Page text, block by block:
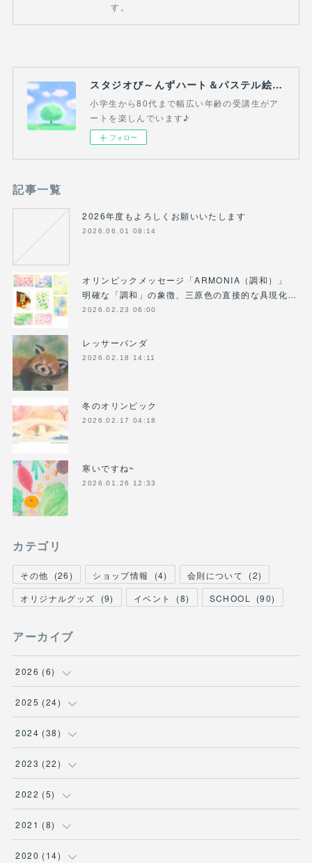
す。
スタジオび～んずハート＆パステル絵画教室(吉祥寺・三鷹・熊谷）
小学生から80代まで幅広い年齢の受講生がア
ートを楽しんでいます♪
フォロー
記事一覧
2026年度もよろしくお願いいたします
2026.06.01 08:14
オリンピックメッセージ「ARMONIA（調和）」
明確な「調和」の象徴、三原色の直接的な具現化…
2026.02.23 06:00
レッサーパンダ
2026.02.18 14:11
冬のオリンピック
2026.02.17 04:18
寒いですね~
2026.01.26 12:33
カテゴリ
その他 (26) ショップ情報 (4) 会則について (2)
オリジナルグッズ
(9) イベント (8) SCHOOL (90)
アーカイブ
2026 (6)
(1)
(3)
(2)
2025 (24)
(1)
(2)
(2
(1
2024 (38)
(2)
(4
(3
( 1 )
2023 (22)
(2
(1
( 3 )
2022 (5)
(1
( 2 )
2021 (8)
(1)
2020 (14)